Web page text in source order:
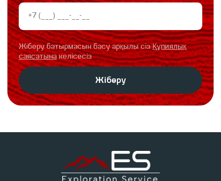
Жіберу батырмасын басу арқылы сізҚұпиялық
саясатынакелісесіз
Жіберу